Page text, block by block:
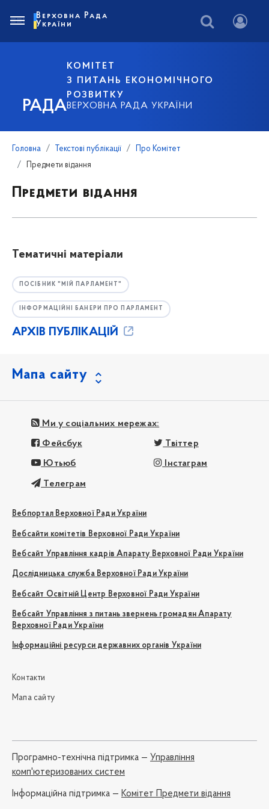
РАДА
КОМІТЕТ
З ПИТАНЬ ЕКОНОМІЧНОГО
РОЗВИТКУ
ВЕРХОВНА РАДА УКРАЇНИ
Верховна Рада
України
Головна Текстові публікації
Про Комітет
Предмети відання
Предмети відання
Тематичні матеріали
ПОСІБНИК "МІЙ ПАРЛАМЕНТ"
ІНФОРМАЦІЙНІ БАНЕРИ ПРО ПАРЛАМЕНТ
АРХІВ ПУБЛІКАЦІЙ
Мапа сайту
Ми у соціальних мережах:
Фейсбук Твіттер
Ютьюб Інстаграм
Телеграм
Вебпортал Верховної Ради України
Вебсайти комітетів Верховної Ради України
Вебсайт Управління кадрів Апарату Верховної Ради України
Дослідницька служба Верховної Ради України
Вебсайт Освітній Центр Верховної Ради України
Вебсайт Управління з питань звернень громадян Апарату
Верховної Ради України
Інформаційні ресурси державних органів України
Контакти
Мапа сайту
Програмно-технічна підтримка — Управління
комп'ютеризованих систем
Iнформаційна підтримка — Комітет Предмети відання